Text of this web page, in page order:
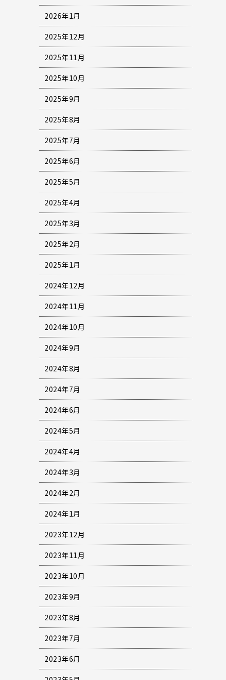
2026年1月
2025年12月
2025年11月
2025年10月
2025年9月
2025年8月
2025年7月
2025年6月
2025年5月
2025年4月
2025年3月
2025年2月
2025年1月
2024年12月
2024年11月
2024年10月
2024年9月
2024年8月
2024年7月
2024年6月
2024年5月
2024年4月
2024年3月
2024年2月
2024年1月
2023年12月
2023年11月
2023年10月
2023年9月
2023年8月
2023年7月
2023年6月